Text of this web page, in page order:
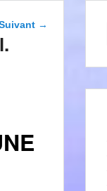
dans les
→